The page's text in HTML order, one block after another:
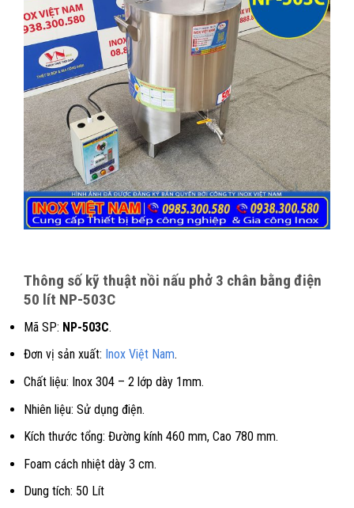
Thông số kỹ thuật nồi nấu phở 3 chân bằng điện
50 lít NP-503C
Mã SP: NP-503C.
Đơn vị sản xuất: Inox Việt Nam.
Chất liệu: Inox 304 – 2 lớp dày 1mm.
Nhiên liệu: Sử dụng điện.
Kích thước tổng: Đường kính 460 mm, Cao 780 mm.
Foam cách nhiệt dày 3 cm.
Dung tích: 50 Lít